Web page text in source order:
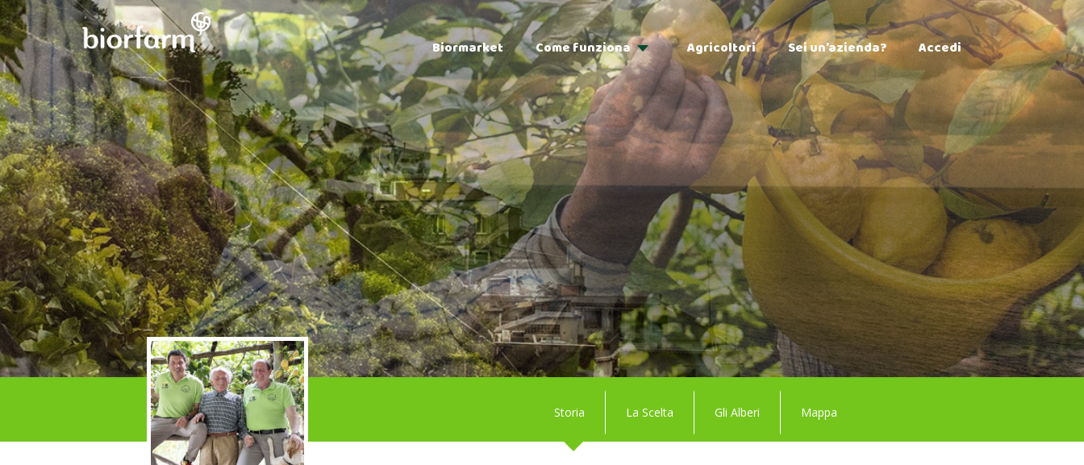
Biormarket Come funziona
Adozioni
Regalo
Agricoltori Sei un’azienda? Accedi
Storia La Scelta Gli Alberi Mappa